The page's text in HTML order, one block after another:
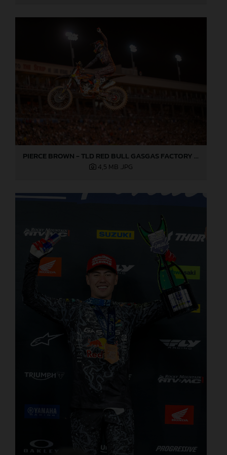
PIERCE BROWN - TLD RED BULL GASGAS FACTORY RACING - LAS VEGAS
4,5 MB .JPG